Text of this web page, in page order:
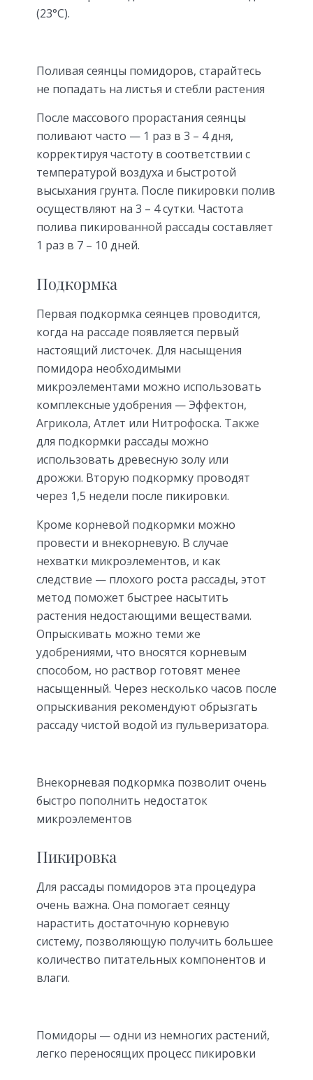
(23°С).
Поливая сеянцы помидоров, старайтесь
не попадать на листья и стебли растения
После массового прорастания сеянцы
поливают часто — 1 раз в 3 – 4 дня,
корректируя частоту в соответствии с
температурой воздуха и быстротой
высыхания грунта. После пикировки полив
осуществляют на 3 – 4 сутки. Частота
полива пикированной рассады составляет
1 раз в 7 – 10 дней.
Подкормка
Первая подкормка сеянцев проводится,
когда на рассаде появляется первый
настоящий листочек. Для насыщения
помидора необходимыми
микроэлементами можно использовать
комплексные удобрения — Эффектон,
Агрикола, Атлет или Нитрофоска. Также
для подкормки рассады можно
использовать древесную золу или
дрожжи. Вторую подкормку проводят
через 1,5 недели после пикировки.
Кроме корневой подкормки можно
провести и внекорневую. В случае
нехватки микроэлементов, и как
следствие — плохого роста рассады, этот
метод поможет быстрее насытить
растения недостающими веществами.
Опрыскивать можно теми же
удобрениями, что вносятся корневым
способом, но раствор готовят менее
насыщенный. Через несколько часов после
опрыскивания рекомендуют обрызгать
рассаду чистой водой из пульверизатора.
Внекорневая подкормка позволит очень
быстро пополнить недостаток
микроэлементов
Пикировка
Для рассады помидоров эта процедура
очень важна. Она помогает сеянцу
нарастить достаточную корневую
систему, позволяющую получить большее
количество питательных компонентов и
влаги.
Помидоры — одни из немногих растений,
легко переносящих процесс пикировки